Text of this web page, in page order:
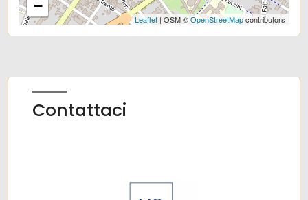
−
Leaflet| OSM ©OpenStreetMapcontributors
Contattaci